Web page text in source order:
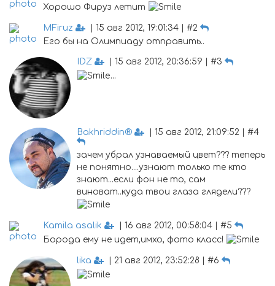
Хорошо Фируз летит
MFiruz
| 15 авг 2012, 19:01:34 | #2
Его бы на Олимпиаду отправить..
IDZ
| 15 авг 2012, 20:36:59 | #3
...
Bakhriddin® | 15 авг 2012, 21:09:52 | #4
зачем убрал узнаваемый цвет??? теперь
не понятно....узнают только те кто
знают...если фон не то, сам
виноват..куда твои глаза глядели???
Kamila asalik
| 16 авг 2012, 00:58:04 | #5
Борода ему не идет,имхо, фото класс!
lika | 21 авг 2012, 23:52:28 | #6